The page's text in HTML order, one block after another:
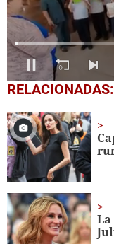
0
seconds
1
minute,
56
seconds
RELACIONADAS: